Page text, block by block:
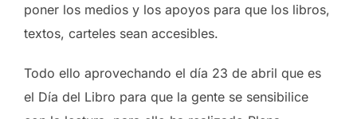
poner los medios y los apoyos para que los libros,
textos, carteles sean accesibles.
Todo ello aprovechando el día 23 de abril que es
el Día del Libro para que la gente se sensibilice